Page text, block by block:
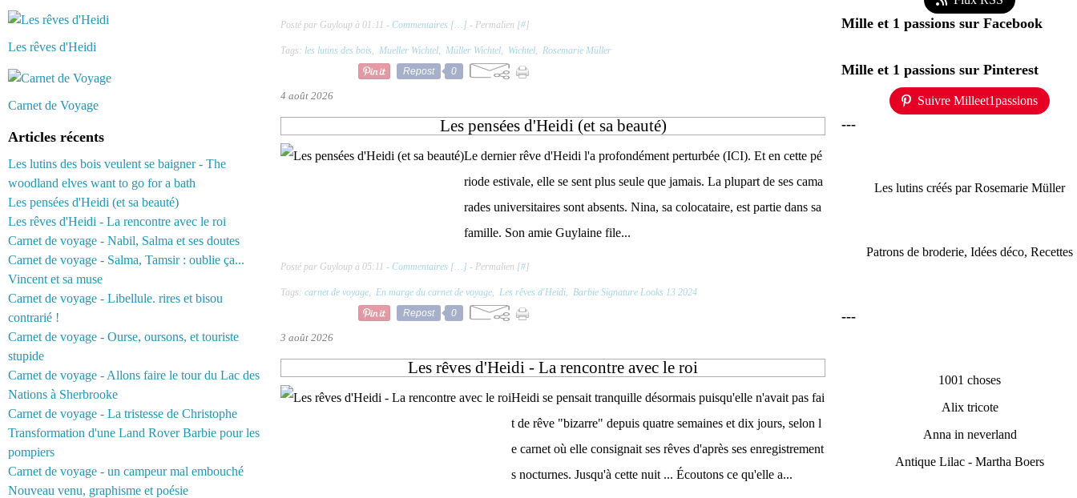
Les rêves d'Heidi
Carnet de Voyage
Articles récents
Les lutins des bois veulent se baigner - The
woodland elves want to go for a bath
Les pensées d'Heidi (et sa beauté)
Les rêves d'Heidi - La rencontre avec le roi
Carnet de voyage - Nabil, Salma et ses doutes
Carnet de voyage - Salma, Tamsir : oublie ça...
Vincent et sa muse
Carnet de voyage - Libellule. rires et bisou
contrarié !
Carnet de voyage - Ourse, oursons, et touriste
stupide
Carnet de voyage - Allons faire le tour du Lac des
Nations à Sherbrooke
Carnet de voyage - La tristesse de Christophe
Transformation d'une Land Rover Barbie pour les
pompiers
Carnet de voyage - un campeur mal embouché
Nouveau venu, graphisme et poésie
Posté par Guyloup à 01:11 - Commentaires [… ] - Permalien [#]
Tags: les lutins des bois, Mueller Wichtel, Müller Wichtel, Wichtel, Rosemarie Müller
Repost
0
4 août 2026
Les pensées d'Heidi (et sa beauté)
Le dernier rêve d'Heidi l'a profondément perturbée (ICI). Et en cette pé
riode estivale, elle se sent plus seule que jamais. La plupart de ses cama
rades universitaires sont absents. Nina, sa colocataire, est partie dans sa
famille. Son amie Guylaine file...
Posté par Guyloup à 05:11 - Commentaires [… ] - Permalien [#]
Tags: carnet de voyage, En marge du carnet de voyage, Les rêves d'Heidi, Barbie Signature Looks 13 2024
Repost
0
3 août 2026
Les rêves d'Heidi - La rencontre avec le roi
Heidi se pensait tranquille désormais puisqu'elle n'avait pas fai
t de rêve "bizarre" depuis quatre semaines et dix jours, selon l
e carnet où elle consignait ses rêves d'après ses enregistrement
s nocturnes. Jusqu'à cette nuit ... Écoutons ce qu'elle a...
Mille et 1 passions sur Facebook
Mille et 1 passions sur Pinterest
Suivre Milleet1passions
---
Les lutins créés par Rosemarie Müller
Patrons de broderie, Idées déco, Recettes
---
1001 choses
Alix tricote
Anna in neverland
Antique Lilac - Martha Boers